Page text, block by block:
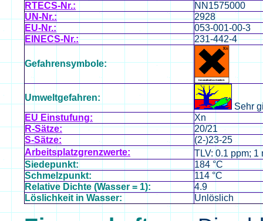
RTECS-Nr.:
NN1575000
UN-Nr.:
2928
EU-Nr.:
053-001-00-3
EINECS-Nr.:
231-442-4
Gefahrensymbole:
Umweltgefahren:
Sehr
EU Einstufung:
Xn
R-Sätze:
20/21
S-Sätze:
(2-)23-25
Arbeitsplatzgrenzwerte:
TLV: 0.1 ppm; 1
Siedepunkt:
184 °C
Schmelzpunkt:
114 °C
Relative Dichte (Wasser = 1):
4.9
Löslichkeit in Wasser:
Unlöslich